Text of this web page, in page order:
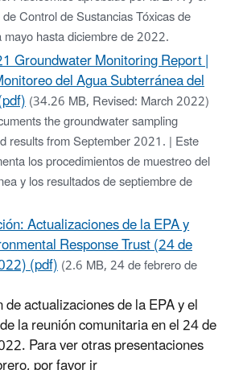
Control de Sustancias Tóxicas de
hasta diciembre de 2022.
Groundwater Monitoring Report |
del Agua Subterránea del
(34.26 MB, Revised: March 2022)
the groundwater sampling
results from September 2021. | Este
los procedimientos de muestreo del
y los resultados de septiembre de
Actualizaciones de la EPA y
Response Trust (24 de
(pdf)(2.6 MB, 24 de febrero de
actualizaciones de la EPA y el
la reunión comunitaria en el 24 de
Para ver otras presentaciones